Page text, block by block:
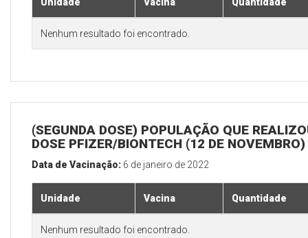
Nenhum resultado foi encontrado.
(SEGUNDA DOSE) POPULAÇÃO QUE
DOSE PFIZER/BIONTECH (12 DE NOVEMBRO)
Data de Vacinação: 6 de janeiro de 2022
Unidade Vacina Quantidade
Nenhum resultado foi encontrado.